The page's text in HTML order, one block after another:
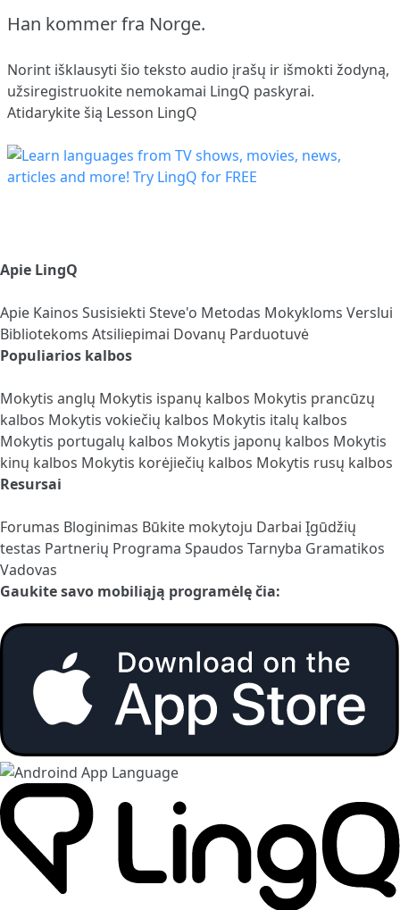
Han kommer fra Norge.
Norint išklausyti šio teksto audio įrašų ir išmokti žodyną,
užsiregistruokite nemokamai LingQ paskyrai.
Atidarykite šią Lesson LingQ
Apie LingQ
Apie Kainos Susisiekti Steve'o Metodas Mokykloms Verslui
Bibliotekoms Atsiliepimai Dovanų Parduotuvė
Populiarios kalbos
Mokytis anglų Mokytis ispanų kalbos Mokytis prancūzų
kalbos Mokytis vokiečių kalbos Mokytis italų kalbos
Mokytis portugalų kalbos Mokytis japonų kalbos Mokytis
kinų kalbos Mokytis korėjiečių kalbos Mokytis rusų kalbos
Resursai
Forumas Bloginimas Būkite mokytoju Darbai Įgūdžių
testas Partnerių Programa Spaudos Tarnyba Gramatikos
Vadovas
Gaukite savo mobiliąją programėlę čia: